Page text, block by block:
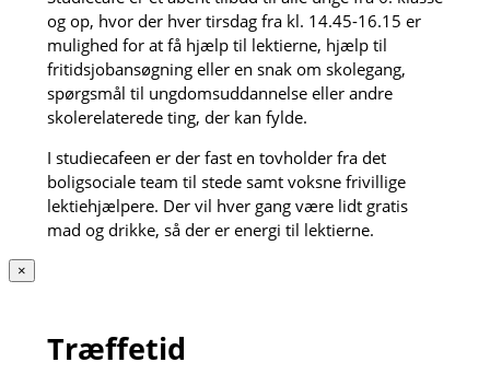
og op, hvor der hver tirsdag fra kl. 14.45-16.15 er
mulighed for at få hjælp til lektierne, hjælp til
fritidsjobansøgning eller en snak om skolegang,
spørgsmål til ungdomsuddannelse eller andre
skolerelaterede ting, der kan fylde.
I studiecafeen er der fast en tovholder fra det
boligsociale team til stede samt voksne frivillige
lektiehjælpere. Der vil hver gang være lidt gratis
mad og drikke, så der er energi til lektierne.
×
Træffetid